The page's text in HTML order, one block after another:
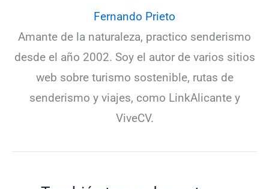
Fernando Prieto
Amante de la naturaleza, practico senderismo
desde el año 2002. Soy el autor de varios sitios
web sobre turismo sostenible, rutas de
senderismo y viajes, como LinkAlicante y
ViveCV.